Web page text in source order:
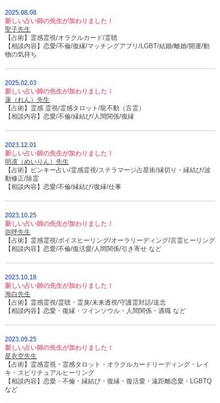
2025.08.08
新しい占い師の先生が加わりました！
聖子先生
【占術】霊感霊視/オラクルカード/霊聴
【相談内容】恋愛/不倫/復縁/マッチングアプリ/LGBT/結婚/離婚/開運/動
物の気持ち
2025.02.03
新しい占い師の先生が加わりました！
蓮（れん）先生
【占術】霊感 霊視/霊感タロット/龍不動（言霊）
【相談内容】恋愛/不倫/縁結び/人間関係/復縁
2023.12.01
新しい占い師の先生が加わりました！
明凛（めいりん）先生
【占術】ピンキー占い/霊感霊視/ステラマージ占星術/縁切り・縁結び/波
動修正/除霊
【相談内容】恋愛/不倫/縁結び/復縁/仕事
2023.10.25
新しい占い師の先生が加わりました！
弥呼先生
【占術】霊感霊視/ボイスヒーリング/オーラリーディング/言霊ヒーリング
【相談内容】恋愛/不倫/復活愛/人間関係/引き寄せ など
2023.10.18
新しい占い師の先生が加わりました！
海白先生
【占術】霊感霊視/霊聴・霊臭/未来透視/守護霊対話/送念
【相談内容】恋愛・復縁・ツインソウル・人間関係・適職 など
2023.09.25
新しい占い師の先生が加わりました！
星衣空先生
【占術】霊感霊視・霊感タロット・オラクルカードリーディング・レイ
キ・スピリチュアルヒーリング
【相談内容】恋愛・不倫・縁結び・復縁・復活愛・遠距離恋愛・LGBTQ
など